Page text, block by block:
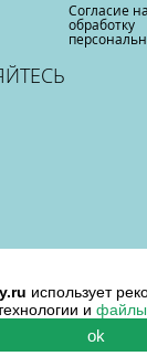
Согласие на
обработку
использует
и файлы
ok